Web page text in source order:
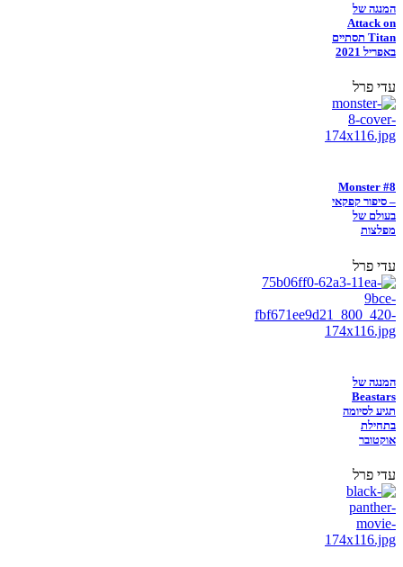
המנגה של
Attack on
Titan תסתיים
באפריל 2021
עדי פרל
Monster #8
– סיפור קפקאי
בעולם של
מפלצות
עדי פרל
המנגה של
Beastars
תגיע לסיומה
בתחילת
אוקטובר
עדי פרל